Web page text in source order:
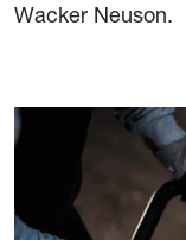
Wacker Neuson.